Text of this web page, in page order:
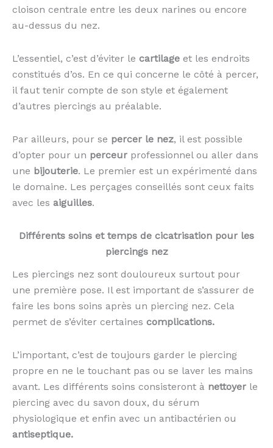
cloison centrale entre les deux narines ou encore
au-dessus du nez.
L’essentiel, c’est d’éviter le cartilage et les endroits
constitués d’os. En ce qui concerne le côté à percer,
il faut tenir compte de son style et également
d’autres piercings au préalable.
Par ailleurs, pour se percer le nez, il est possible
d’opter pour un perceur professionnel ou aller dans
une bijouterie. Le premier est un expérimenté dans
le domaine. Les perçages conseillés sont ceux faits
avec les aiguilles.
Différents soins et temps de cicatrisation pour les
piercings nez
Les piercings nez sont douloureux surtout pour
une première pose. Il est important de s’assurer de
faire les bons soins après un piercing nez. Cela
permet de s’éviter certaines complications.
L’important, c’est de toujours garder le piercing
propre en ne le touchant pas ou se laver les mains
avant. Les différents soins consisteront à nettoyer le
piercing avec du savon doux, du sérum
physiologique et enfin avec un antibactérien ou
antiseptique.